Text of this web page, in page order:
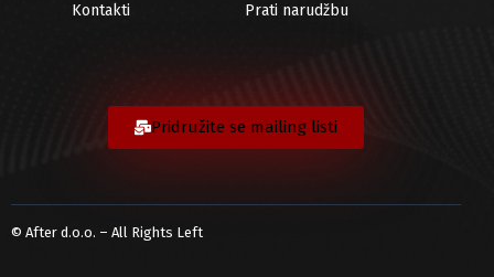
Kontakti
Prati narudžbu
Pridružite se mailing listi
© After d.o.o. – All Rights Left